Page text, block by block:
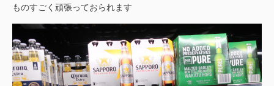
ものすごく頑張っておられます